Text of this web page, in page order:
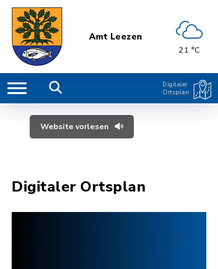
Amt Leezen
21 °C
Digitaler
Ortsplan
Website vorlesen
Digitaler Ortsplan